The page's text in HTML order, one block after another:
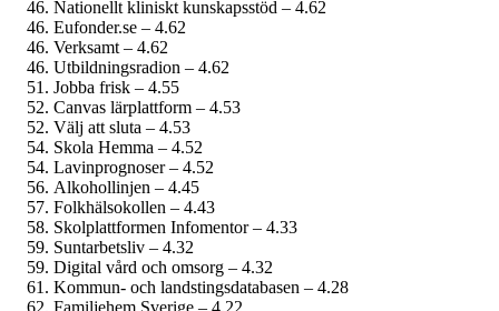
Nationellt kliniskt kunskapsstöd – 4.62
Eufonder.se – 4.62
Verksamt – 4.62
Utbildningsradion – 4.62
Jobba frisk – 4.55
Canvas lärplattform – 4.53
Välj att sluta – 4.53
Skola Hemma – 4.52
Lavinprognoser – 4.52
Alkohollinjen – 4.45
Folkhälsokollen – 4.43
Skolplattformen Infomentor – 4.33
Suntarbetsliv – 4.32
Digital vård och omsorg – 4.32
Kommun- och landstings­databasen – 4.28
Familjehem Sverige – 4.22